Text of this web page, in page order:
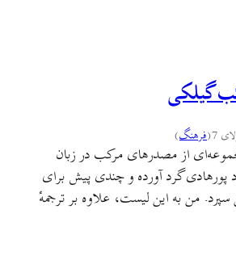
گیلکی
(فرهنگ)
از مصدرهای مرکب در زبان
گرد آورده و چندی پیش برای
من به این لیست، علاوه بر ترجمه‌ٔ
اول همین صورت و به ترتیب حروف